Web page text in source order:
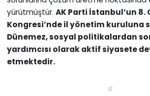
yürütmüştür. AK Parti İstanbul’un 8.
Kongresi’nde il yönetim kuruluna
Dünemez, sosyal politikalardan
yardımcısı olarak aktif siyasete
etmektedir.
#